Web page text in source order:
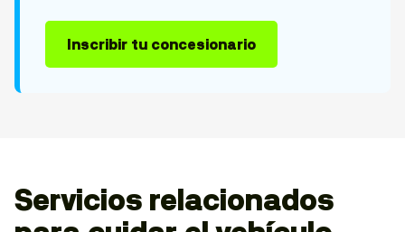
Inscribir tu concesionario
Servicios relacionados